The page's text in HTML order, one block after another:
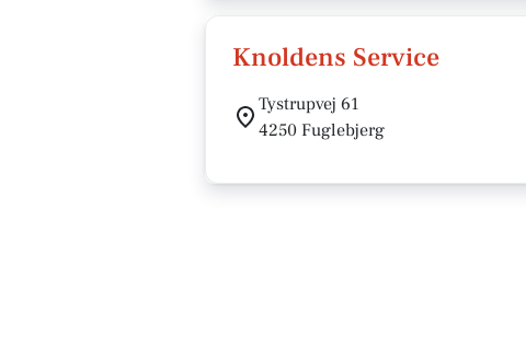
Knoldens Service
Tystrupvej 61
4250 Fuglebjerg